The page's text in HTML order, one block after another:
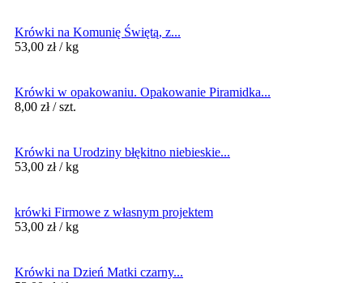
Krówki na Komunię Świętą, z...
53,00 zł / kg
Krówki w opakowaniu. Opakowanie Piramidka...
8,00 zł / szt.
Krówki na Urodziny błękitno niebieskie...
53,00 zł / kg
krówki Firmowe z własnym projektem
53,00 zł / kg
Krówki na Dzień Matki czarny...